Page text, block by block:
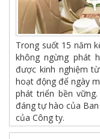
Trong suốt 15 năm
không ngừng phát
được kinh nghiệm
hoạt động để ngày
phát triển bền
đáng tự hào của
của Công ty.